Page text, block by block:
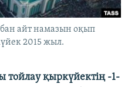
айт намазын оқып
2015 жыл.
тойлау қыркүйектің -1-